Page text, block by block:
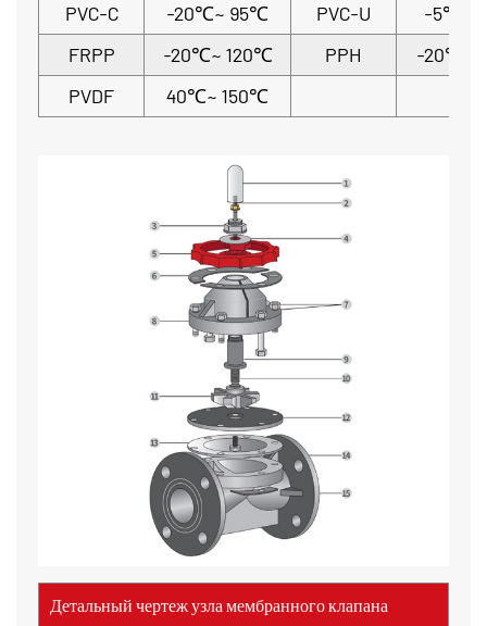
PVC-C
-20℃~ 95℃ PVC-U
-5℃~
FRPP
-20℃~ 120℃ PPH
-20℃~
PVDF
40℃~ 150℃
Детальный чертеж узла мембранного клапана